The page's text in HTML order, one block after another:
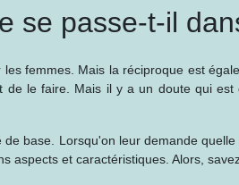
se passe-t-il
femmes. Mais la réciproque est
le faire. Mais il y a un doute qui
base. Lorsqu'on leur demande
aspects et caractéristiques. Alors,